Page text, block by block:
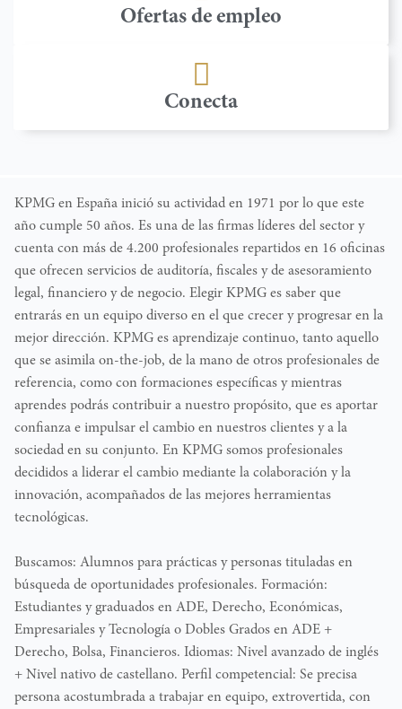
Ofertas de empleo
Conecta
KPMG en España inició su actividad en 1971 por lo que este
año cumple 50 años. Es una de las firmas líderes del sector y
cuenta con más de 4.200 profesionales repartidos en 16 oficinas
que ofrecen servicios de auditoría, fiscales y de asesoramiento
legal, financiero y de negocio. Elegir KPMG es saber que
entrarás en un equipo diverso en el que crecer y progresar en la
mejor dirección. KPMG es aprendizaje continuo, tanto aquello
que se asimila on-the-job, de la mano de otros profesionales de
referencia, como con formaciones específicas y mientras
aprendes podrás contribuir a nuestro propósito, que es aportar
confianza e impulsar el cambio en nuestros clientes y a la
sociedad en su conjunto. En KPMG somos profesionales
decididos a liderar el cambio mediante la colaboración y la
innovación, acompañados de las mejores herramientas
tecnológicas.
Buscamos: Alumnos para prácticas y personas tituladas en
búsqueda de oportunidades profesionales. Formación:
Estudiantes y graduados en ADE, Derecho, Económicas,
Empresariales y Tecnología o Dobles Grados en ADE +
Derecho, Bolsa, Financieros. Idiomas: Nivel avanzado de inglés
+ Nivel nativo de castellano. Perfil competencial: Se precisa
persona acostumbrada a trabajar en equipo, extrovertida, con